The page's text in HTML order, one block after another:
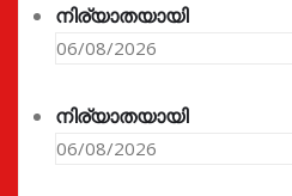
നിര്യാതയായി
06/08/2026
നിര്യാതയായി
06/08/2026